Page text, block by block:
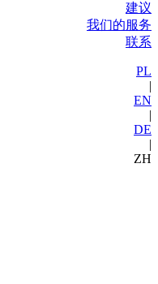
建议
我们的服务
联系
PL
|
EN
|
DE
|
ZH